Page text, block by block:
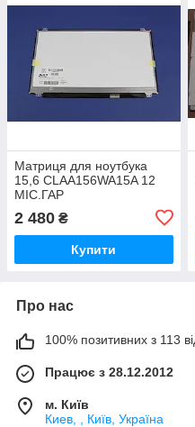
Матриця для ноутбука
15,6 CLAA156WA15A 12
МІС.ГАР
2 480 ₴
Купити
Про нас
100% позитивних з 113
Працює з 28.12.2012
м. Київ
Киев, , Київ, Україна